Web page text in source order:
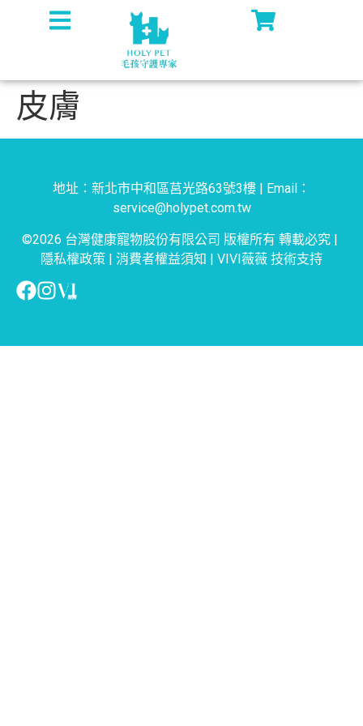
皮膚
地址：新北市中和區莒光路63號3樓 | Email：
service@holypet.com.tw
©2026 台灣健康寵物股份有限公司 版權所有 轉載必究 |
隱私權政策 | 消費者權益須知 | VIVI薇薇 技術支持